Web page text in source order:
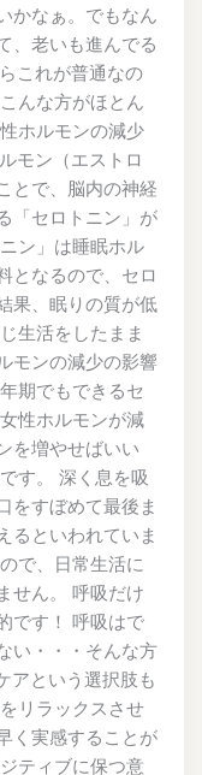
かなぁ。でもなん
、老いも進んでる
これが普通なの
んな方がほとん
ホルモンの減少
モン（エストロ
とで、脳内の神経
「セロトニン」が
ン」は睡眠ホル
となるので、セロ
果、眠りの質が低
生活をしたまま
モンの減少の影響
期でもできるセ
性ホルモンが減
を増やせばいい
す。 深く息を吸
をすぼめて最後ま
るといわれていま
で、日常生活に
せん。 呼吸だけ
です！ 呼吸はで
い・・・そんな方
アという選択肢も
リラックスさせ
く実感することが
ティブに保つ意